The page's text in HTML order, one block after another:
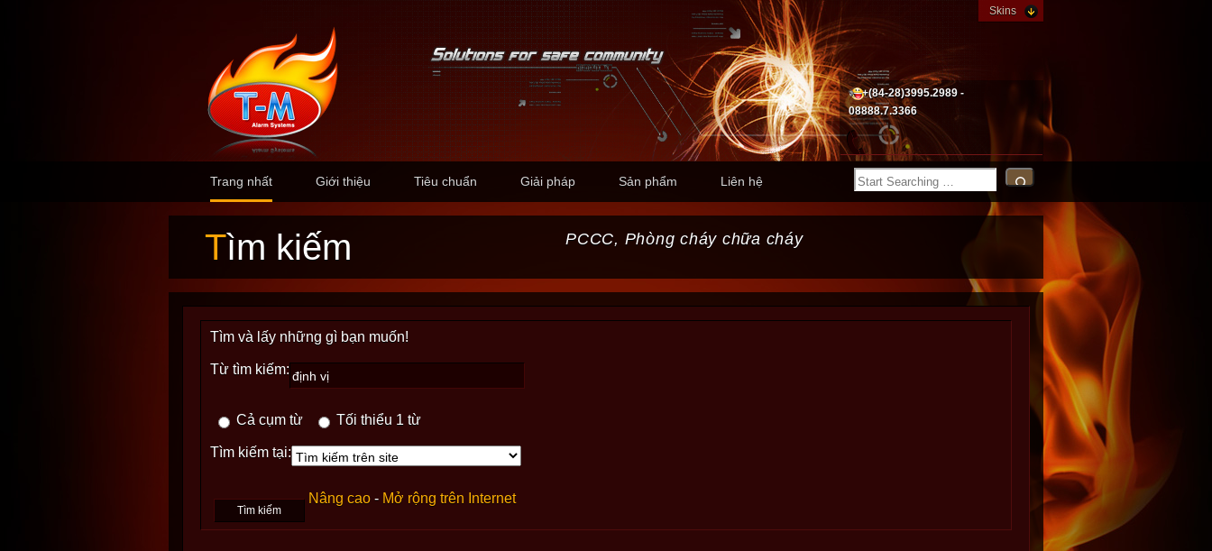
Skins
+(84-28)3995.2989 -
08888.7.3366
Trang nhất Giới thiệu Tiêu chuẩn Giải pháp Sản phẩm Liên hệ
Tìm kiếm PCCC, Phòng cháy chữa cháy
Tìm và lấy những gì bạn muốn!
Từ tìm kiếm:
Cả cụm từ Tối thiểu 1 từ
Tìm kiếm tại:
Nâng cao - Mở rộng trên Internet